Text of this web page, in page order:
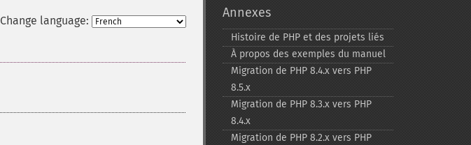
Change language:
Annexes
Histoire de PHP et des projets liés
À propos des exemples du manuel
Migration de PHP 8.4.x vers PHP
8.5.x
Migration de PHP 8.3.x vers PHP
8.4.x
Migration de PHP 8.2.x vers PHP